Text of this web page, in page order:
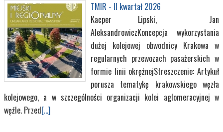
TMIR - II kwartał 2026
Kacper Lipski, Jan
AleksandrowiczKoncepcja wykorzystania
dużej kolejowej obwodnicy Krakowa w
regularnych przewozach pasażerskich w
formie linii okrężnejStreszczenie: Artykuł
porusza tematykę krakowskiego węzła
kolejowego, a w szczególności organizacji kolei aglomeracyjnej w
węźle. Przed[...]